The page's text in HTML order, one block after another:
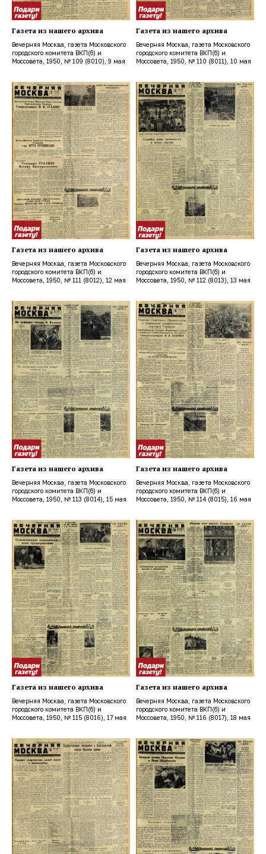
Газета из нашего архива
Вечерняя Москва, газета Московского
городского комитета ВКП(б) и
Моссовета, 1950, № 109 (8010), 9 мая
Газета из нашего архива
Вечерняя Москва, газета Московского
городского комитета ВКП(б) и
Моссовета, 1950, № 110 (8011), 10 мая
Газета из нашего архива
Вечерняя Москва, газета Московского
городского комитета ВКП(б) и
Моссовета, 1950, № 111 (8012), 12 мая
Газета из нашего архива
Вечерняя Москва, газета Московского
городского комитета ВКП(б) и
Моссовета, 1950, № 112 (8013), 13 мая
Газета из нашего архива
Вечерняя Москва, газета Московского
городского комитета ВКП(б) и
Моссовета, 1950, № 113 (8014), 15 мая
Газета из нашего архива
Вечерняя Москва, газета Московского
городского комитета ВКП(б) и
Моссовета, 1950, № 114 (8015), 16 мая
Газета из нашего архива
Вечерняя Москва, газета Московского
городского комитета ВКП(б) и
Моссовета, 1950, № 115 (8016), 17 мая
Газета из нашего архива
Вечерняя Москва, газета Московского
городского комитета ВКП(б) и
Моссовета, 1950, № 116 (8017), 18 мая